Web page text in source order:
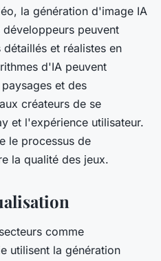
la génération d'image IA
peuvent
et réalistes en
d'IA peuvent
et des
créateurs de se
et l'expérience utilisateur.
le processus de
la qualité des jeux.
comme
utilisent la génération